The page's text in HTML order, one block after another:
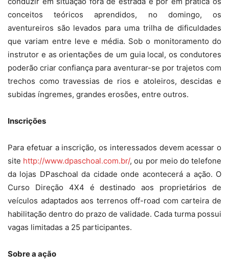
conceitos teóricos aprendidos, no domingo, os
aventureiros são levados para uma trilha de dificuldades
que variam entre leve e média. Sob o monitoramento do
instrutor e as orientações de um guia local, os condutores
poderão criar confiança para aventurar-se por trajetos com
trechos como travessias de rios e atoleiros, descidas e
subidas íngremes, grandes erosões, entre outros.
Inscrições
Para efetuar a inscrição, os interessados devem acessar o
site http://www.dpaschoal.com.br/, ou por meio do telefone
da lojas DPaschoal da cidade onde acontecerá a ação. O
Curso Direção 4X4 é destinado aos proprietários de
veículos adaptados aos terrenos off-road com carteira de
habilitação dentro do prazo de validade. Cada turma possui
vagas limitadas a 25 participantes.
Sobre a ação